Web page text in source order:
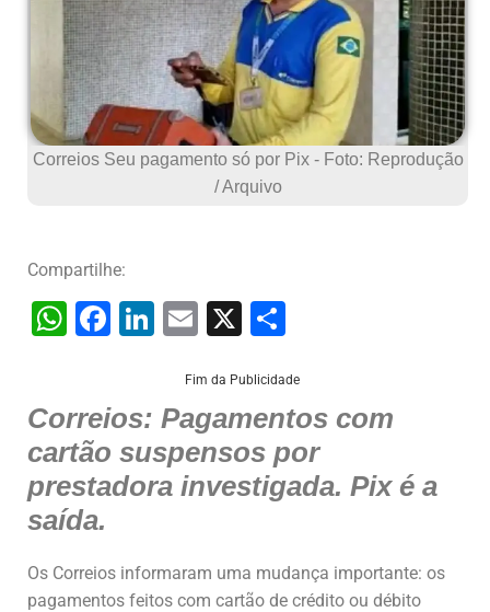
Correios Seu pagamento só por Pix - Foto: Reprodução
/ Arquivo
Compartilhe:
W
s
A
p
p
F
e
b
o
k
Li
e
dI
n
E
ai
l
X
ar
e
Fim da Publicidade
Correios: Pagamentos com
cartão suspensos por
prestadora investigada. Pix é a
saída.
Os Correios informaram uma mudança importante: os
pagamentos feitos com cartão de crédito ou débito